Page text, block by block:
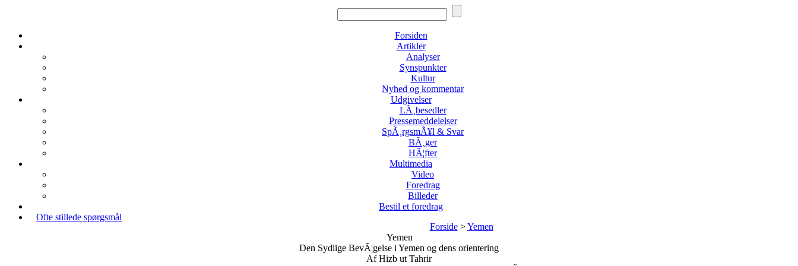
Forsiden
Artikler
Analyser
Synspunkter
Kultur
Nyhed og kommentar
Udgivelser
LÃ¸besedler
Pressemeddelelser
SpÃ¸rgsmÃ¥l & Svar
BÃ¸ger
HÃ¦fter
Multimedia
Video
Foredrag
Billeder
Bestil et foredrag
Ofte stillede spørgsmål
Forside>Yemen
Yemen
Den Sydlige BevÃ¦gelse i Yemen og dens orientering
Af Hizb ut Tahrir